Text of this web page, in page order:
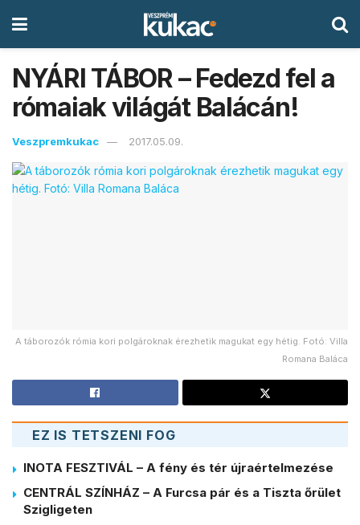
NYÁRI TÁBOR – Fedezd fel a
rómaiak világát Balácán!
Veszpremkukac 2017.05.09.
A táborozók rómia kori polgároknak érezhetik magukat egy hétig. Fotó: Villa
Romana Baláca
EZ IS TETSZENI FOG
INOTA FESZTIVÁL – A fény és tér újraértelmezése
CENTRÁL SZÍNHÁZ – A Furcsa pár és a Tiszta őrület
Szigligeten